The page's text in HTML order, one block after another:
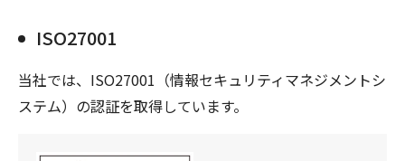
ISO27001
当社では、ISO27001（情報セキュリティマネジメントシ
ステム）の認証を取得しています。